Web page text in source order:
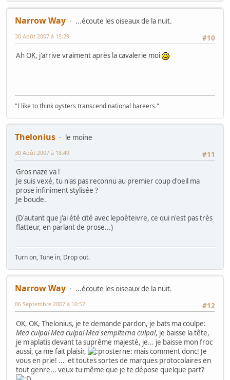
Narrow Way
...écoute les oiseaux de la nuit.
#10
30 Août 2007 à 15:29
Ah OK, j'arrive vraiment après la cavalerie moi
"I like to think oysters transcend national bareers."
Thelonius
le moine
#11
30 Août 2007 à 18:49
Gros naze va !
Je suis vexé, tu n'as pas reconnu au premier coup d'oeil ma
prose infiniment stylisée ?
Je boude.
(D'autant que j'ai été cité avec lepoèteivre, ce qui n'est pas très
flatteur, en parlant de prose...)
Turn on, Tune in, Drop out.
Narrow Way
...écoute les oiseaux de la nuit.
#12
06 Septembre 2007 à 10:52
OK, OK, Thelonius, je te demande pardon, je bats ma coulpe:
Mea culpa! Mea culpa! Mea sempiterna culpa!, je baisse la tête,
je m'aplatis devant ta suprême majesté, je... je baisse mon froc
aussi, ça me fait plaisir,
mais comment donc! Je
vous en prie! ... et toutes sortes de marques protocolaires en
tout genre... veux-tu même que je te dépose quelque part?